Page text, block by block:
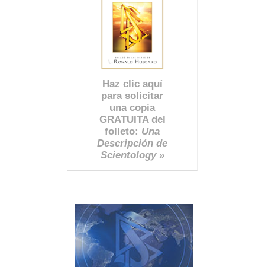
Haz clic aquí
para solicitar
una copia
GRATUITA del
folleto: Una
Descripción de
Scientology»